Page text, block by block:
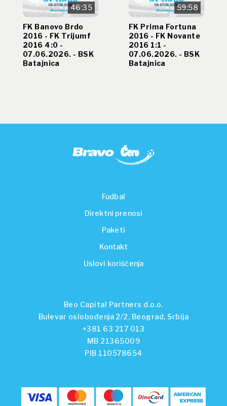
46:35
FK Banovo Brdo
2016 - FK Trijumf
2016 4:0 -
07.06.2026. - BSK
Batajnica
59:58
FK Prima Fortuna
2016 - FK Novante
2016 1:1 -
07.06.2026. - BSK
Batajnica
Fudbal
Direktni prenosi
Paketi
Kontakt
Uslovi korišćenja
Beo Capital Partners d.o.o.
Bulevar oslobođenja 2/2, Beograd, Srbija
+381 63 217 013
MB 21365009
PIB 110578654